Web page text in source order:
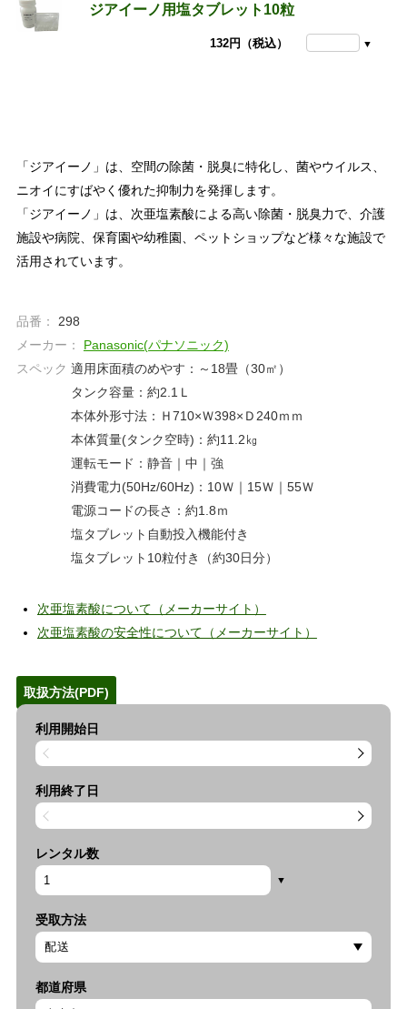
ジアイーノ用塩タブレット10粒
132円（税込）
「ジアイーノ」は、空間の除菌・脱臭に特化し、菌やウイルス、
ニオイにすばやく優れた抑制力を発揮します。
「ジアイーノ」は、次亜塩素酸による高い除菌・脱臭力で、介護
施設や病院、保育園や幼稚園、ペットショップなど様々な施設で
活用されています。
品番：
298
メーカー：
Panasonic(パナソニック)
スペック 適用床面積のめやす：～18畳（30㎡）
タンク容量：約2.1Ｌ
本体外形寸法：Ｈ710×Ｗ398×Ｄ240ｍｍ
本体質量(タンク空時)：約11.2㎏
運転モード：静音｜中｜強
消費電力(50Hz/60Hz)：10Ｗ｜15Ｗ｜55Ｗ
電源コードの長さ：約1.8ｍ
塩タブレット自動投入機能付き
塩タブレット10粒付き（約30日分）
次亜塩素酸について（メーカーサイト）
次亜塩素酸の安全性について（メーカーサイト）
取扱方法(PDF)
利用開始日
利用終了日
レンタル数
受取方法
都道府県